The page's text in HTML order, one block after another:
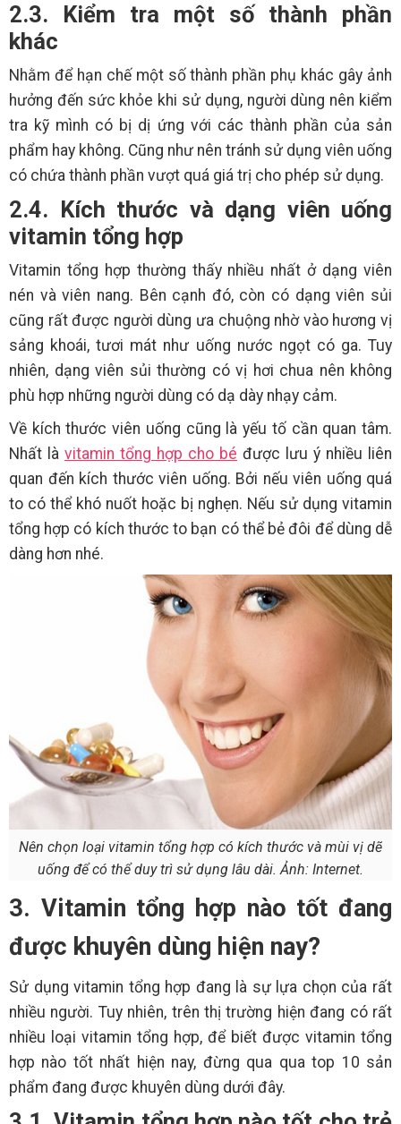
2.3. Kiểm tra một số thành phần
khác
Nhằm để hạn chế một số thành phần phụ khác gây ảnh
hưởng đến sức khỏe khi sử dụng, người dùng nên kiểm
tra kỹ mình có bị dị ứng với các thành phần của sản
phẩm hay không. Cũng như nên tránh sử dụng viên uống
có chứa thành phần vượt quá giá trị cho phép sử dụng.
2.4. Kích thước và dạng viên uống
vitamin tổng hợp
Vitamin tổng hợp thường thấy nhiều nhất ở dạng viên
nén và viên nang. Bên cạnh đó, còn có dạng viên sủi
cũng rất được người dùng ưa chuộng nhờ vào hương vị
sảng khoái, tươi mát như uống nước ngọt có ga. Tuy
nhiên, dạng viên sủi thường có vị hơi chua nên không
phù hợp những người dùng có dạ dày nhạy cảm.
Về kích thước viên uống cũng là yếu tố cần quan tâm.
Nhất là vitamin tổng hợp cho bé được lưu ý nhiều liên
quan đến kích thước viên uống. Bởi nếu viên uống quá
to có thể khó nuốt hoặc bị nghẹn. Nếu sử dụng vitamin
tổng hợp có kích thước to bạn có thể bẻ đôi để dùng dễ
dàng hơn nhé.
Nên chọn loại vitamin tổng hợp có kích thước và mùi vị dẽ
uống để có thể duy trì sử dụng lâu dài. Ảnh: Internet.
3. Vitamin tổng hợp nào tốt đang
được khuyên dùng hiện nay?
Sử dụng vitamin tổng hợp đang là sự lựa chọn của rất
nhiều người. Tuy nhiên, trên thị trường hiện đang có rất
nhiều loại vitamin tổng hợp, để biết được vitamin tổng
hợp nào tốt nhất hiện nay, đừng qua qua top 10 sản
phẩm đang được khuyên dùng dưới đây.